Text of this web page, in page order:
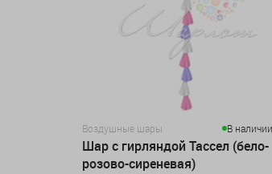
Воздушные шары В
Шар с гирляндой Тассел (бело-
розово-сиреневая)